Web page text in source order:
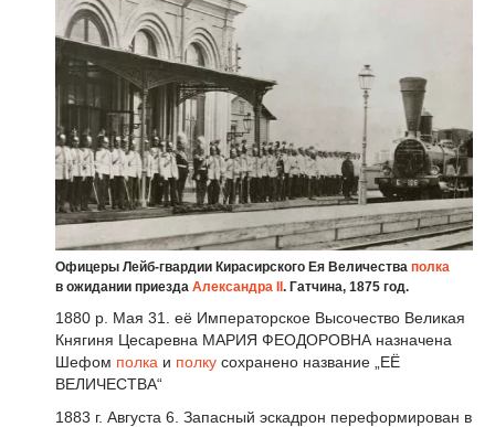
Офицеры Лейб-гвардии Кирасирского Ея Величества полка
в ожидании приезда Александра II . Гатчина, 1875 год.
1880 р. Мая 31. её Императорское Высочество Великая
Княгиня Цесаревна МАРИЯ ФЕОДОРОВНА назначена
Шефом полка и полку сохранено название „ЕЁ
ВЕЛИЧЕСТВА“
1883 г. Августа 6. Запасный эскадрон переформирован в